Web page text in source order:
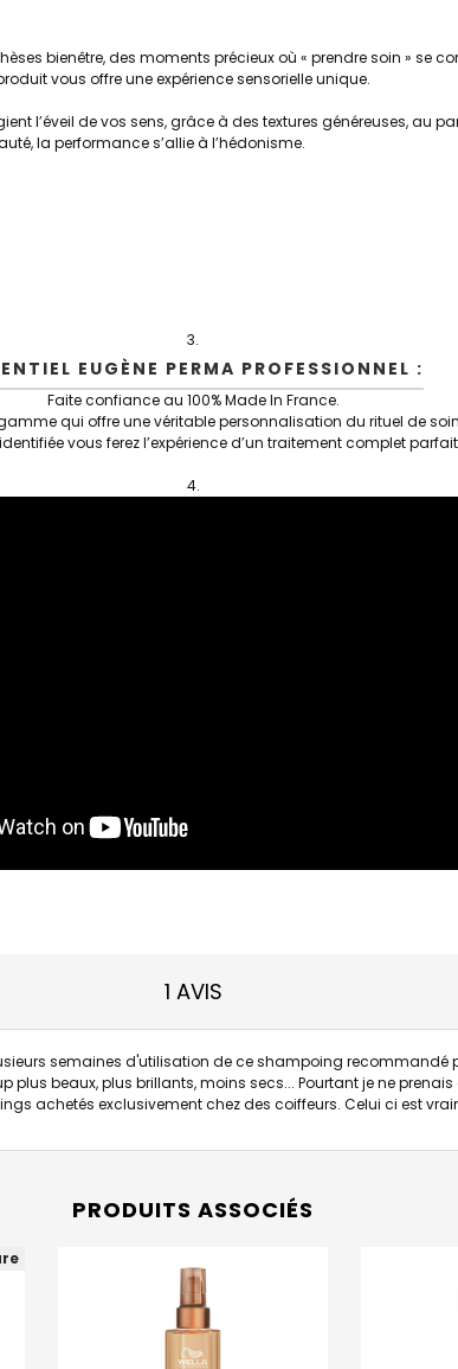
bienêtre, des moments précieux où « prendre soin » se
vous offre une expérience sensorielle unique.
l’éveil de vos sens, grâce à des textures généreuses, au
la performance s’allie à l’hédonisme.
EUGÈNE PERMA PROFESSIONNEL :
Faite confiance au 100% Made In France.
gamme qui offre une véritable personnalisation du rituel de
vous ferez l’expérience d’un traitement complet
1 AVIS
semaines d'utilisation de ce shampoing recommandé
plus beaux, plus brillants, moins secs... Pourtant je ne
achetés exclusivement chez des coiffeurs. Celui ci est
PRODUITS ASSOCIÉS